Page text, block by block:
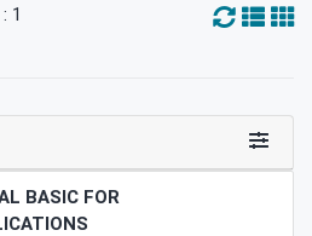
1
BASIC FOR